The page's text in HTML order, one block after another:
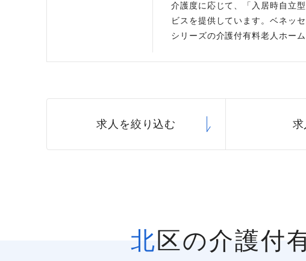
介護度に応じて、「入居時自立
ビスを提供しています。ベネッ
シリーズの介護付有料老人ホー
求人を絞り込む 求
北区の介護